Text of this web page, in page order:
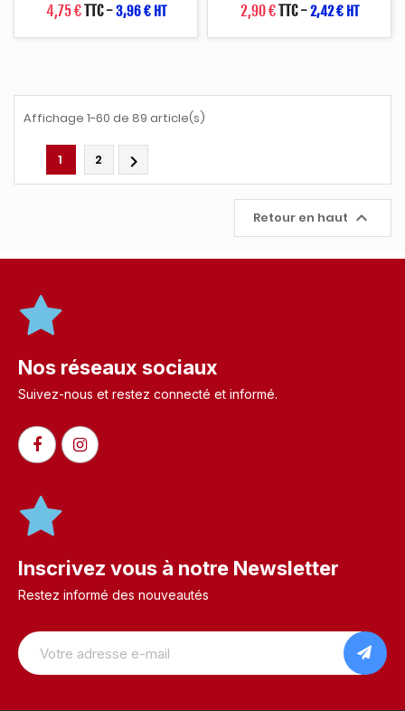
4,75 €TTC-3,96 € HT
2,90 €TTC-2,42 € HT
Affichage 1-60 de 89 article(s)
1 2 
Retour en haut 
Nos réseaux sociaux
Suivez-nous et restez connecté et informé.​
Inscrivez vous à notre Newsletter
Restez informé des nouveautés